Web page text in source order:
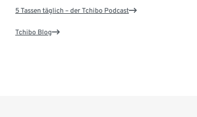
5 Tassen täglich – der Tchibo Podcast
Tchibo Blog